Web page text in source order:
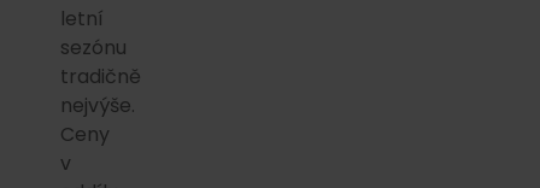
letní
sezónu
tradičně
nejvýše.
Ceny
v